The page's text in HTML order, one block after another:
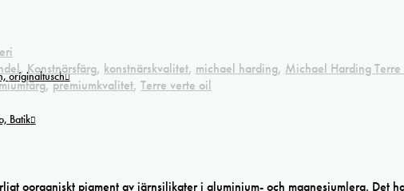
oríginaltusch
Batik
,Konstnärsfärg, konstnärskvalitet, michael harding, Michael Harding Terre
,premiumkvalitet, Terre verte oil
oorganiskt pigment av järnsilikater i aluminium- och magnesiumlera. Det